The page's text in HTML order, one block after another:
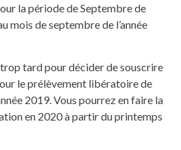
la période de Septembre de
mois de septembre de l’année
tard pour décider de souscrire
le prélèvement libératoire de
2019. Vous pourrez en faire la
en 2020 à partir du printemps